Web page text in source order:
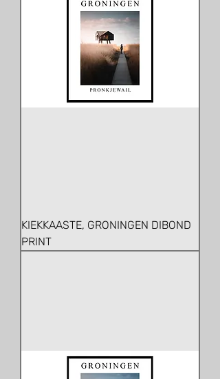
KIEKKAASTE, GRONINGEN DIBOND
PRINT